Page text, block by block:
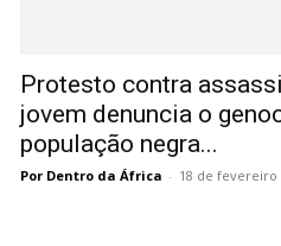
Protesto contra
jovem denuncia o
população negra...
Por Dentro da África - 18 de fevereiro